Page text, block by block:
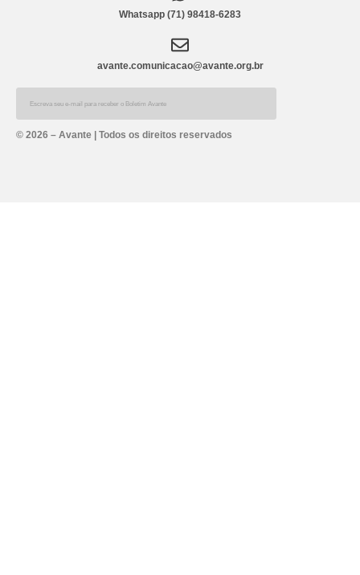
Whatsapp (71) 98418-6283
avante.comunicacao@avante.org.br
Alternative:
© 2026 – Avante | Todos os direitos reservados